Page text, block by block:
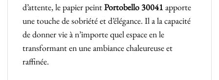
d’attente, le papier peintPortobello 30041 apporte
une touche de sobriété et d’élégance. Il a la capacité
de donner vie à n’importe quel espace en le
transformant en une ambiance chaleureuse et
raffinée.